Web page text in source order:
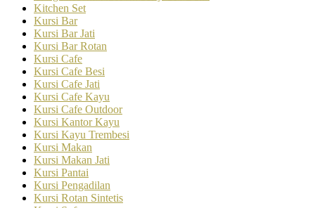
Kitchen Set
Kursi Bar
Kursi Bar Jati
Kursi Bar Rotan
Kursi Cafe
Kursi Cafe Besi
Kursi Cafe Jati
Kursi Cafe Kayu
Kursi Cafe Outdoor
Kursi Kantor Kayu
Kursi Kayu Trembesi
Kursi Makan
Kursi Makan Jati
Kursi Pantai
Kursi Pengadilan
Kursi Rotan Sintetis